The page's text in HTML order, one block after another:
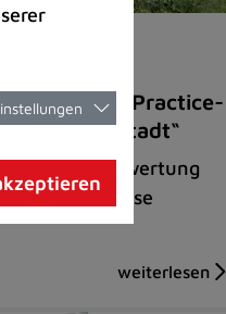
als Best-Practice-
in die Stadt“
Aufwertung
Fettwiese